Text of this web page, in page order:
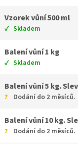
Vzorek vůní 500 ml
Skladem
Balení vůní 1 kg
Skladem
Balení vůní 5 kg.
Dodání do 2 měsíců.
Balení vůní 10 kg.
Dodání do 2 měsíců.